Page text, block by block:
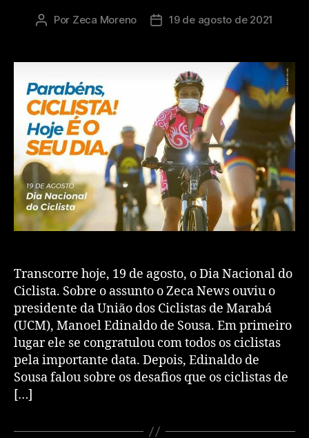
Por Zeca Moreno 19 de agosto de 2021
Transcorre hoje, 19 de agosto, o Dia Nacional do
Ciclista. Sobre o assunto o Zeca News ouviu o
presidente da União dos Ciclistas de Marabá
(UCM), Manoel Edinaldo de Sousa. Em primeiro
lugar ele se congratulou com todos os ciclistas
pela importante data. Depois, Edinaldo de
Sousa falou sobre os desafios que os ciclistas de
[…]